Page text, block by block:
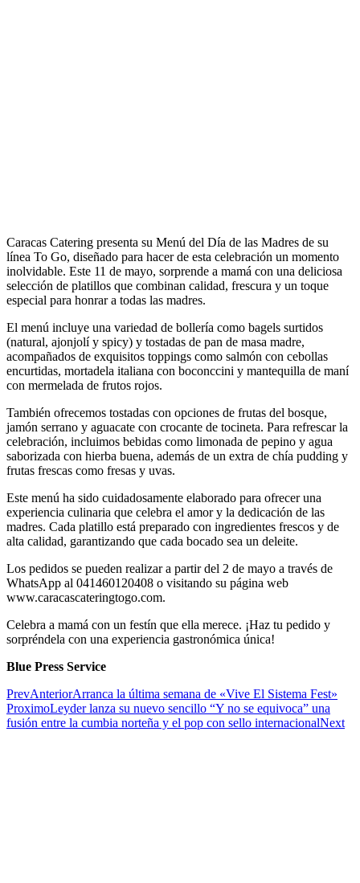
Caracas Catering presenta su Menú del Día de las Madres de su
línea To Go, diseñado para hacer de esta celebración un momento
inolvidable. Este 11 de mayo, sorprende a mamá con una deliciosa
selección de platillos que combinan calidad, frescura y un toque
especial para honrar a todas las madres.
El menú incluye una variedad de bollería como bagels surtidos
(natural, ajonjolí y spicy) y tostadas de pan de masa madre,
acompañados de exquisitos toppings como salmón con cebollas
encurtidas, mortadela italiana con boconccini y mantequilla de maní
con mermelada de frutos rojos.
También ofrecemos tostadas con opciones de frutas del bosque,
jamón serrano y aguacate con crocante de tocineta. Para refrescar la
celebración, incluimos bebidas como limonada de pepino y agua
saborizada con hierba buena, además de un extra de chía pudding y
frutas frescas como fresas y uvas.
Este menú ha sido cuidadosamente elaborado para ofrecer una
experiencia culinaria que celebra el amor y la dedicación de las
madres. Cada platillo está preparado con ingredientes frescos y de
alta calidad, garantizando que cada bocado sea un deleite.
Los pedidos se pueden realizar a partir del 2 de mayo a través de
WhatsApp al 041460120408 o visitando su página web
www.caracascateringtogo.com.
Celebra a mamá con un festín que ella merece. ¡Haz tu pedido y
sorpréndela con una experiencia gastronómica única!
Blue Press Service
PrevAnteriorArranca la última semana de «Vive El Sistema Fest»
ProximoLeyder lanza su nuevo sencillo “Y no se equivoca” una
fusión entre la cumbia norteña y el pop con sello internacionalNext